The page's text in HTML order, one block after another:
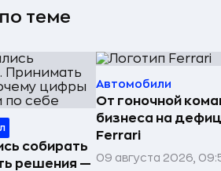
теме
собирать
решения —
Автомобили
От гоночной
бизнеса на
Ferrari
09 августа 2026,